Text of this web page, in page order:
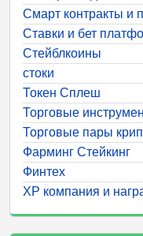
Смарт контракты и
Ставки и бет
Стейблкоины
стоки
Токен Сплеш
Торговые
Торговые пары
Фарминг Стейкинг
Финтех
ХР компания и